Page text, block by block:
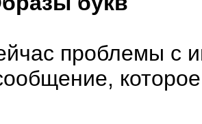
проблемы с